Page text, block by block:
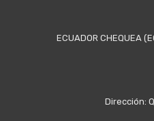
ECUADOR
Dirección: